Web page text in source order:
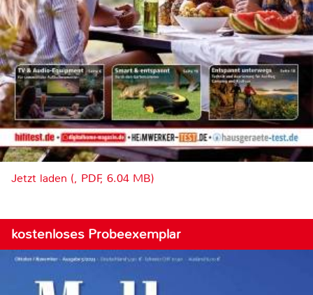
Jetzt laden (, PDF, 6.04 MB)
kostenloses Probeexemplar